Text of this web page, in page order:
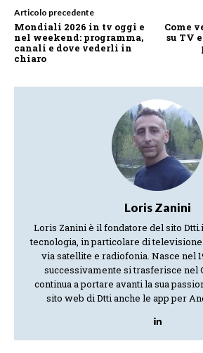
Articolo precedente
Mondiali 2026 in tv oggi e
nel weekend: programma,
canali e dove vederli in
chiaro
Come
su TV
Loris Zanini
Loris Zanini è il fondatore del sito
tecnologia, in particolare di
via satellite e radiofonia. Nasce nel
successivamente si trasferisce nel
continua a portare avanti la sua
sito web di Dtti anche le app per